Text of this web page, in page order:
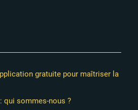
gratuite pour maîtriser la
qui sommes-nous ?